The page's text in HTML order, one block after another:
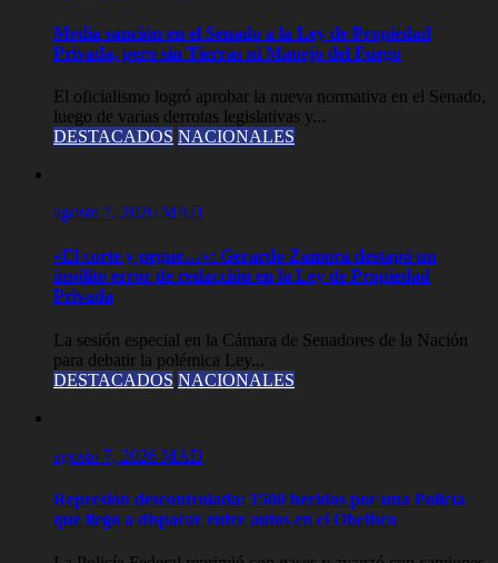
Media sanción en el Senado a la Ley de Propiedad
Privada, pero sin Tierras ni Manejo del Fuego
El oficialismo logró aprobar la nueva normativa en el Senado,
luego de varias derrotas legislativas y...
DESTACADOS NACIONALES
agosto 7, 2026 MAD
«El corte y pegue…»: Gerardo Zamora destapó un
insólito error de redacción en la Ley de Propiedad
Privada
La sesión especial en la Cámara de Senadores de la Nación
para debatir la polémica Ley...
DESTACADOS NACIONALES
agosto 7, 2026 MAD
Represión descontrolada: 1500 heridos por una Policía
que llegó a disparar entre autos en el Obelisco